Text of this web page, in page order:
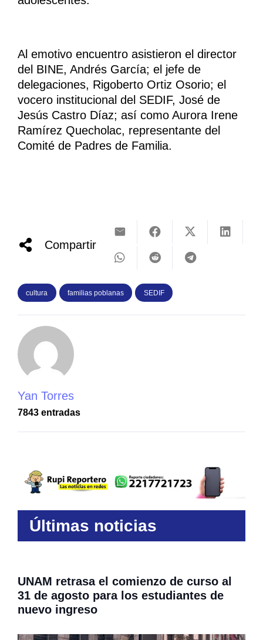
Al emotivo encuentro asistieron el director
del BINE, Andrés García; el jefe de
delegaciones, Rigoberto Ortiz Osorio; el
vocero institucional del SEDIF, José de
Jesús Castro Díaz; así como Aurora Irene
Ramírez Quecholac, representante del
Comité de Padres de Familia.
Compartir
cultura familias poblanas SEDIF
Yan Torres
7843 entradas
Últimas noticias
UNAM retrasa el comienzo de curso al
31 de agosto para los estudiantes de
nuevo ingreso